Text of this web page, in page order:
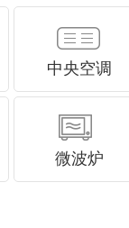
中央空调
微波炉